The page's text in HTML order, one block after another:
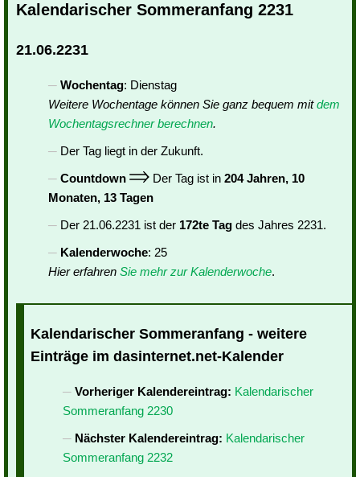
Kalendarischer Sommeranfang 2231
21.06.2231
Wochentag: Dienstag
Weitere Wochentage können Sie ganz bequem mitdem
Wochentagsrechner berechnen.
Der Tag liegt in der Zukunft.
Countdown
Der Tag ist in 204 Jahren, 10
Monaten, 13 Tagen
Der 21.06.2231 ist der 172te Tag des Jahres 2231.
Kalenderwoche: 25
Hier erfahren Sie mehr zur Kalenderwoche.
Kalendarischer Sommeranfang - weitere
Einträge im dasinternet.net-Kalender
Vorheriger Kalendereintrag: Kalendarischer
Sommeranfang 2230
Nächster Kalendereintrag: Kalendarischer
Sommeranfang 2232